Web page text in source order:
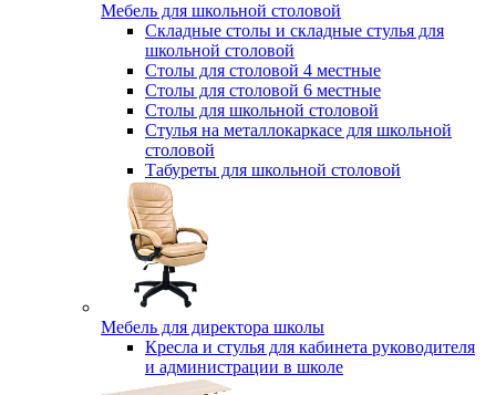
Мебель для школьной столовой
Складные столы и складные стулья для
школьной столовой
Столы для столовой 4 местные
Столы для столовой 6 местные
Столы для школьной столовой
Стулья на металлокаркасе для школьной
столовой
Табуреты для школьной столовой
Мебель для директора школы
Кресла и стулья для кабинета руководителя
и администрации в школе